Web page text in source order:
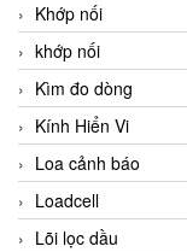
Khớp nối
khớp nối
Kìm đo dòng
Kính Hiển Vi
Loa cảnh báo
Loadcell
Lõi lọc dầu